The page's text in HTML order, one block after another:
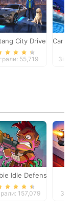
City Driver
55,719
Car
Idle Defense
157,079